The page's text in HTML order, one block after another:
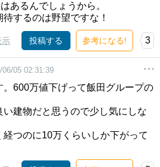
あるんでしょうから。
するのは野望ですな！
示 投稿する 参考になる! 3
06/05 02:31:39
600万値下げって飯田グループの
建物だと思うので少し気にしな
つのに10万くらいしか下がって